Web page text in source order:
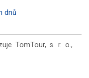
dnů
TomTour, s. r. o.,